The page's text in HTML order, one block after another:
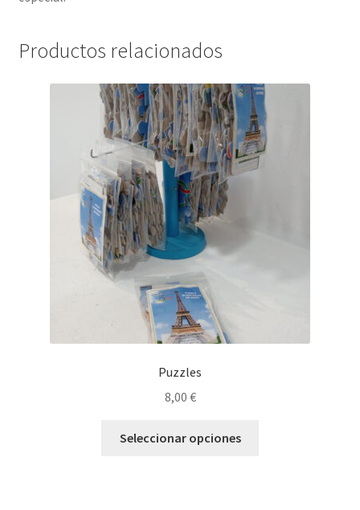
Productos relacionados
Puzzles
8,00 €
Seleccionar opciones